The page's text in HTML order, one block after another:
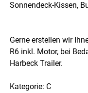
Sonnendeck-Kissen,
Gerne erstellen wir
R6 inkl. Motor, bei
Harbeck Trailer.
Kategorie: C